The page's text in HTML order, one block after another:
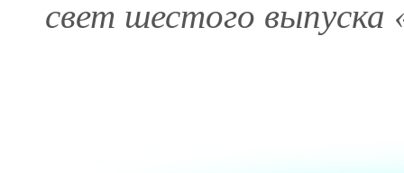
свет шестого выпуска